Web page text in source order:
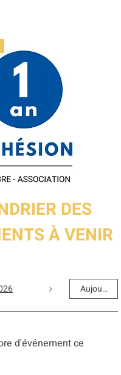
Laval — Association
DES
À VENIR
Aujourd'hui
d'événement ce